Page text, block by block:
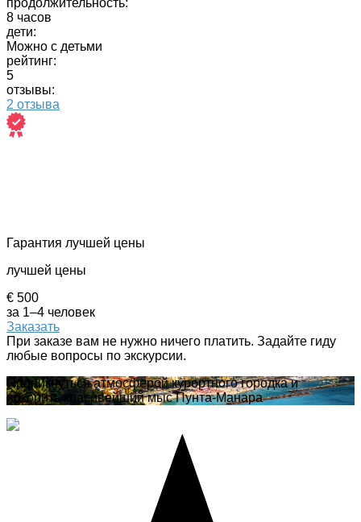
8 часов
дети:
Можно с детьми
рейтинг:
5
отзывы:
2 отзыва
Гарантия лучшей цены
лучшей цены
€ 500
за 1–4 человек
Заказать
При заказе вам не нужно ничего платить. Задайте гиду
любые вопросы по экскурсии.
Проникнуться атмосферой курортного городка и
покорить красивейший мыс Пунта-Манара